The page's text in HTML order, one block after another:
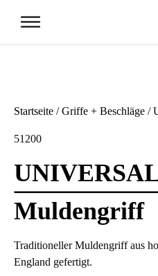
Startseite /Griffe + Beschläge /
51200
Muldengriff
Traditioneller Muldengriff aus
England gefertigt.